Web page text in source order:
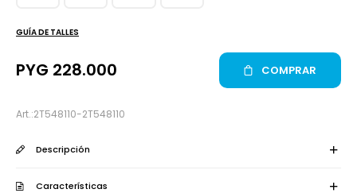
2T548110-2T548110
GUÍA DE TALLES
PYG 228.000 COMPRAR
Descripción
Características